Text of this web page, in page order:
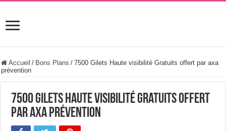
Accueil / Bons Plans / 7500 Gilets Haute visibilité Gratuits offert par axa
prévention
7500 Gilets Haute visibilité Gratuits offert
par axa prévention